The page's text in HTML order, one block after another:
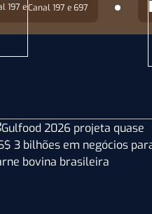
Canal 197 e 697